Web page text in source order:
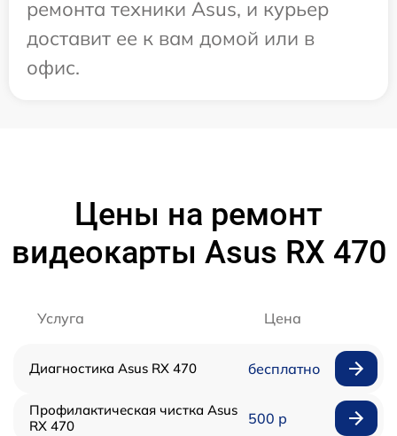
ремонта техники Asus, и курьер
доставит ее к вам домой или в
офис.
Цены на ремонт
видеокарты Asus RX 470
Услуга Цена
Диагностика Asus RX 470 бесплатно
Профилактическая чистка Asus
RX 470
500 р